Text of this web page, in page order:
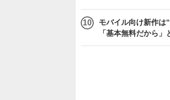
モバイル向け新作は
「基本無料だから